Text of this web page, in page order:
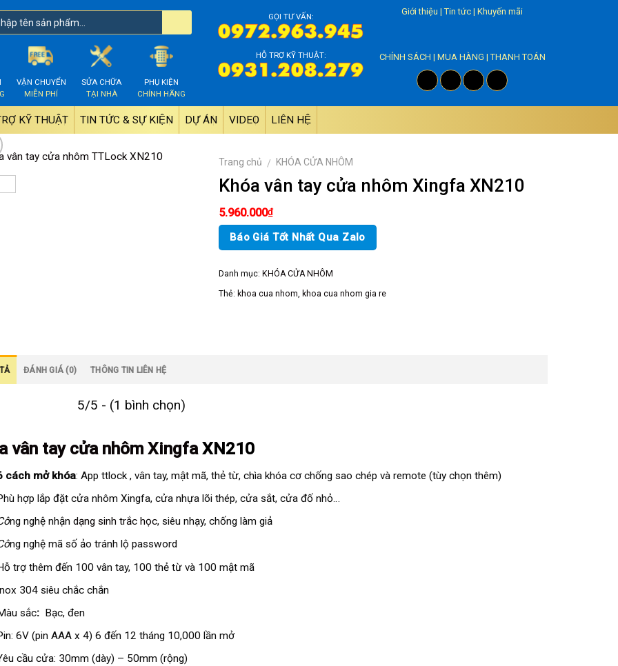
VẬN CHUYỂN
MIỄN PHÍ
SỬA CHỮA
TẠI NHÀ
PHỤ KIỆN
CHÍNH HÃNG
GỌI TƯ VẤN:
HỖ TRỢ KỸ THUẬT:
Giới thiệu |Tin tức | Khuyến mãi
CHÍNH SÁCH | MUA HÀNG |THANH TOÁN
KỸ THUẬT TIN TỨC & SỰ KIỆN DỰ ÁN VIDEO LIÊN HỆ
Trang chủ / KHÓA CỬA NHÔM
Khóa vân tay cửa nhôm Xingfa XN210
5.960.000₫
Báo Giá Tốt Nhất Qua Zalo
Danh mục: KHÓA CỬA NHÔM
Thẻ: khoa cua nhom, khoa cua nhom gia re
ĐÁNH GIÁ (0) THÔNG TIN LIÊN HỆ
5/5 - (1 bình chọn)
vân tay cửa nhôm XingfaXN210
cách mở khóa: App ttlock , vân tay, mật mã, thẻ từ, chìa khóa cơ chống sao chép và remote (tùy chọn thêm)
hợp lắp đặt cửa nhôm Xingfa, cửa nhựa lõi thép, cửa sắt, cửa đố nhỏ…
ng nghệ nhận dạng sinh trắc học, siêu nhạy, chống làm giả
ng nghệ mã số ảo tránh lộ password
trợ thêm đến 100 vân tay, 100 thẻ từ và 100 mật mã
304 siêu chắc chắn
sắc: Bạc, đen
6V (pin AAA x 4) 6 đến 12 tháng 10,000 lần mở
cầu cửa: 30mm (dày) – 50mm (rộng)